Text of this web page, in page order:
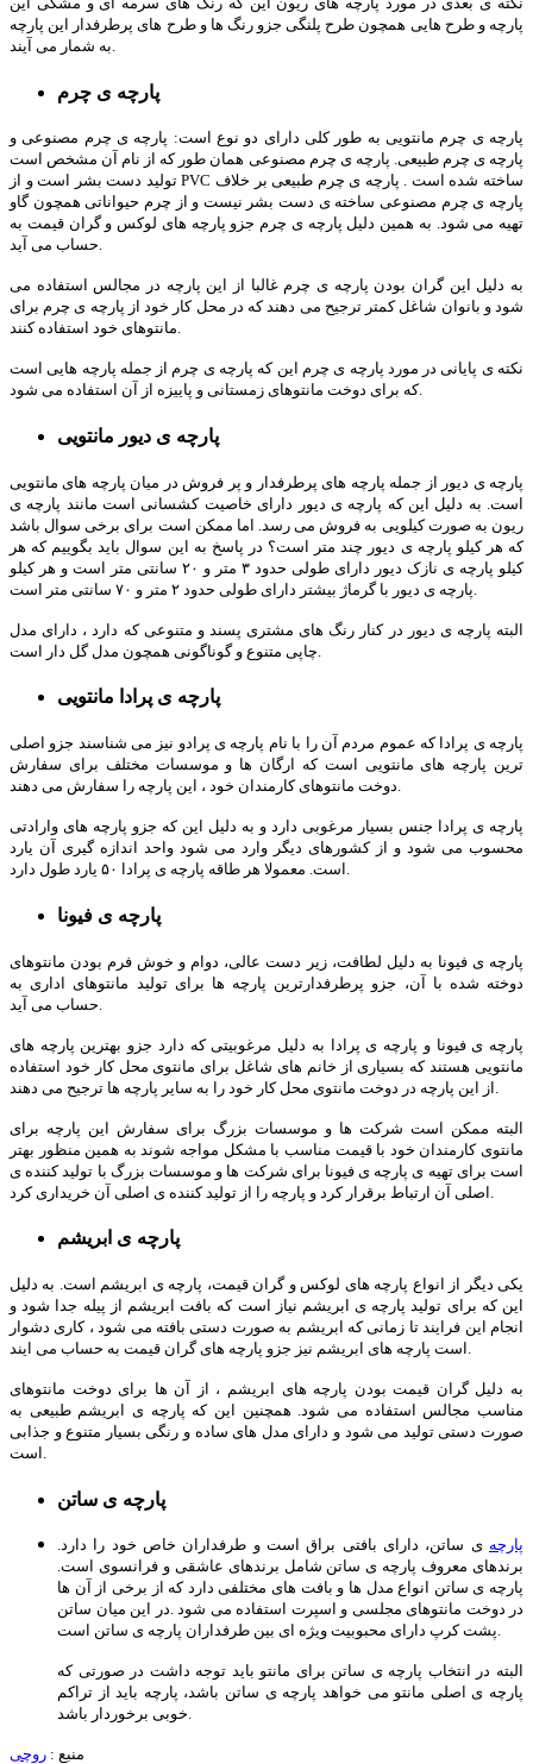
پارچه و طرح هایی همچون طرح پلنگی جزو رنگ ها و طرح های پرطرفدار این پارچه
پارچه ی چرم
پارچه ی چرم مانتویی به طور کلی دارای دو نوع است: پارچه ی چرم مصنوعی و
پارچه ی چرم طبیعی. پارچه ی چرم مصنوعی همان طور که از نام آن مشخص است
تولید دست بشر است و از PVC ساخته شده است . پارچه ی چرم طبیعی بر خلاف
پارچه ی چرم مصنوعی ساخته ی دست بشر نیست و از چرم حیواناتی همچون گاو
تهیه می شود. به همین دلیل پارچه ی چرم جزو پارچه های لوکس و گران قیمت به
حساب می آید.
به دلیل این گران بودن پارچه ی چرم غالبا از این پارچه در مجالس استفاده می
شود و بانوان شاغل کمتر ترجیح می دهند که در محل کار خود از پارچه ی چرم برای
مانتوهای خود استفاده کنند.
نکته ی پایانی در مورد پارچه ی چرم این که پارچه ی چرم از جمله پارچه هایی است
که برای دوخت مانتوهای زمستانی و پاییزه از آن استفاده می شود.
پارچه ی دیور مانتویی
پارچه ی دیور از جمله پارچه های پرطرفدار و پر فروش در میان پارچه های مانتویی
است. به دلیل این که پارچه ی دیور دارای خاصیت کشسانی است مانند پارچه ی
ریون به صورت کیلویی به فروش می رسد. اما ممکن است برای برخی سوال باشد
که هر کیلو پارچه ی دیور چند متر است؟ در پاسخ به این سوال باید بگوییم که هر
کیلو پارچه ی نازک دیور دارای طولی حدود ۳ متر و ۲۰ سانتی متر است و هر کیلو
البته پارچه ی دیور در کنار رنگ های مشتری پسند و متنوعی که دارد ، دارای مدل
پارچه ی پرادا مانتویی
پارچه ی پرادا که عموم مردم آن را با نام پارچه ی پرادو نیز می شناسند جزو اصلی
ترین پارچه های مانتویی است که ارگان ها و موسسات مختلف برای سفارش
دوخت مانتوهای کارمندان خود ، این پارچه را سفارش می دهند.
پارچه ی پرادا جنس بسیار مرغوبی دارد و به دلیل این که جزو پارچه های وارادتی
محسوب می شود و از کشورهای دیگر وارد می شود واحد اندازه گیری آن یارد
است. معمولا هر طاقه پارچه ی پرادا ۵۰ یارد طول دارد.
پارچه ی فیونا
پارچه ی فیونا به دلیل لطافت، زیر دست عالی، دوام و خوش فرم بودن مانتوهای
دوخته شده با آن، جزو پرطرفدارترین پارچه ها برای تولید مانتوهای اداری به
پارچه ی فیونا و پارچه ی پرادا به دلیل مرغوبیتی که دارد جزو بهترین پارچه های
مانتویی هستند که بسیاری از خانم های شاغل برای مانتوی محل کار خود استفاده
البته ممکن است شرکت ها و موسسات بزرگ برای سفارش این پارچه برای
مانتوی کارمندان خود با قیمت مناسب با مشکل مواجه شوند به همین منظور بهتر
است برای تهیه ی پارچه ی فیونا برای شرکت ها و موسسات بزرگ با تولید کننده ی
پارچه ی ابریشم
یکی دیگر از انواع پارچه های لوکس و گران قیمت، پارچه ی ابریشم است. به دلیل
این که برای تولید پارچه ی ابریشم نیاز است که بافت ابریشم از پیله جدا شود و
انجام این فرایند تا زمانی که ابریشم به صورت دستی بافته می شود ، کاری دشوار
به دلیل گران قیمت بودن پارچه های ابریشم ، از آن ها برای دوخت مانتوهای
مناسب مجالس استفاده می شود. همچنین این که پارچه ی ابریشم طبیعی به
صورت دستی تولید می شود و دارای مدل های ساده و رنگی بسیار متنوع و جذابی
پارچه ی ساتن
پارچه ی ساتن، دارای بافتی براق است و طرفداران خاص خود را دارد.
برندهای معروف پارچه ی ساتن شامل برندهای عاشقی و فرانسوی است.
پارچه ی ساتن انواع مدل ها و بافت های مختلفی دارد که از برخی از آن ها
در دوخت مانتوهای مجلسی و اسپرت استفاده می شود .در این میان ساتن
پشت کرپ دارای محبوبیت ویژه ای بین طرفداران پارچه ی ساتن است.
البته در انتخاب پارچه ی ساتن برای مانتو باید توجه داشت در صورتی که
پارچه ی اصلی مانتو می خواهد پارچه ی ساتن باشد، پارچه باید از تراکم
خوبی برخوردار باشد.
منبع : روچی